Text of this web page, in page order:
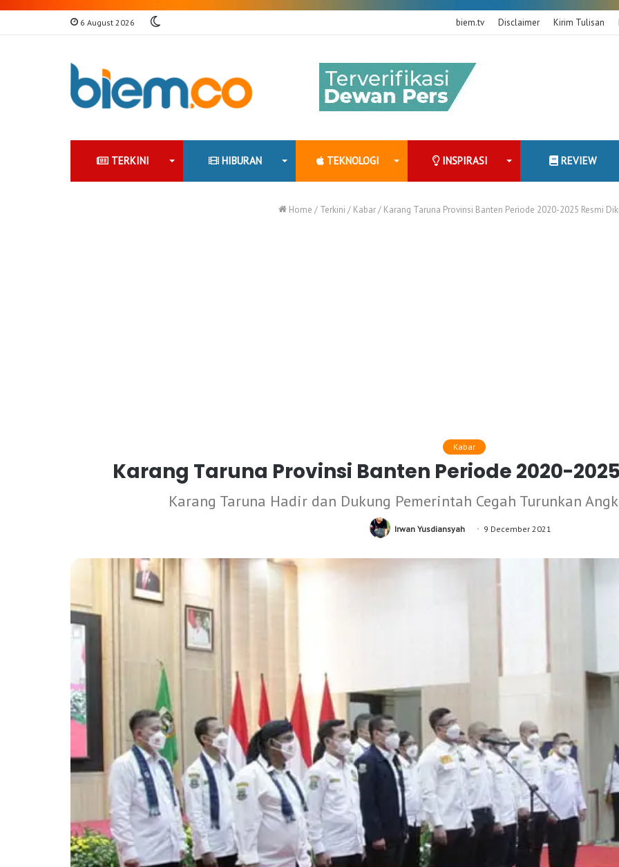
6 August 2026 biem.tv Disclaimer Kirim Tulisan
TERKINI HIBURAN TEKNOLOGI INSPIRASI REVIEW
Home / Terkini / Kabar / Karang Taruna Provinsi Banten Periode 2020-2025 Resmi
Kabar
Karang Taruna Provinsi Banten Periode 2020-
Karang Taruna Hadir dan Dukung Pemerintah Cegah Turunkan
Irwan Yusdiansyah 9 December 2021